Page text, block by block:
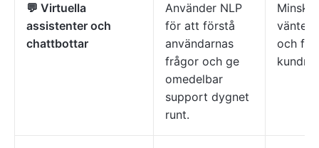
💬 Virtuella
assistenter och
chattbottar
Använder NLP
för att förstå
användarnas
frågor och ge
omedelbar
support dygnet
runt.
Minskar
och